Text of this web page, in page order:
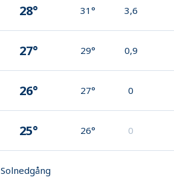
28° 31° 3,6
27° 29° 0,9
26° 27° 0
25° 26° 0
Solnedgång